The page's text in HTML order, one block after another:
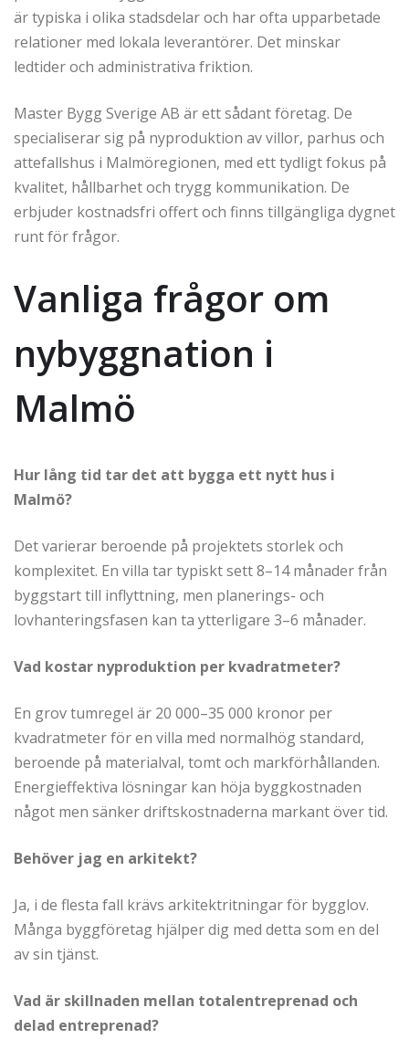
är typiska i olika stadsdelar och har ofta upparbetade
relationer med lokala leverantörer. Det minskar
ledtider och administrativa friktion.
Master Bygg Sverige AB är ett sådant företag. De
specialiserar sig på nyproduktion av villor, parhus och
attefallshus i Malmöregionen, med ett tydligt fokus på
kvalitet, hållbarhet och trygg kommunikation. De
erbjuder kostnadsfri offert och finns tillgängliga dygnet
runt för frågor.
Vanliga frågor om
nybyggnation i
Malmö
Hur lång tid tar det att bygga ett nytt hus i
Malmö?
Det varierar beroende på projektets storlek och
komplexitet. En villa tar typiskt sett 8–14 månader från
byggstart till inflyttning, men planerings- och
lovhanteringsfasen kan ta ytterligare 3–6 månader.
Vad kostar nyproduktion per kvadratmeter?
En grov tumregel är 20 000–35 000 kronor per
kvadratmeter för en villa med normalhög standard,
beroende på materialval, tomt och markförhållanden.
Energieffektiva lösningar kan höja byggkostnaden
något men sänker driftskostnaderna markant över tid.
Behöver jag en arkitekt?
Ja, i de flesta fall krävs arkitektritningar för bygglov.
Många byggföretag hjälper dig med detta som en del
av sin tjänst.
Vad är skillnaden mellan totalentreprenad och
delad entreprenad?